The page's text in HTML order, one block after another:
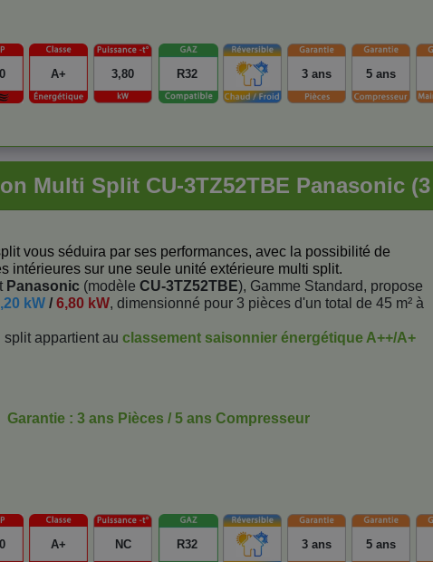
3 ans 5 ans
3,80
A+ R32
Multi Split CU-3TZ52TBE Panasonic
vous séduira par ses performances, avec la possibilité de
intérieures sur une seule unité extérieure multi split.
Panasonic (modèle CU-3TZ52TBE), Gamme Standard, propose
kW / 6,80 kW, dimensionné pour 3 pièces d'un total de 45 m² à
appartient au classement saisonnier énergétique A++/A+
Garantie : 3 ans Pièces / 5 ans Compresseur
3 ans 5 ans
NC
A+ R32